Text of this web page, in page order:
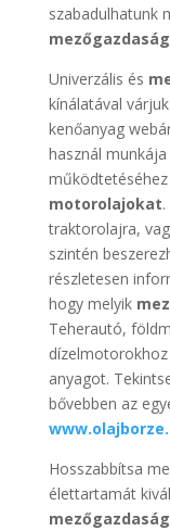
szabadulhatunk
Univerzális és
kínálatával
kenőanyag
használ
motorolajokat
traktorolajra,
szintén
részletesen
hogy melyik
Teherautó,
anyagot.
bővebben az
Hosszabbítsa
élettartamát